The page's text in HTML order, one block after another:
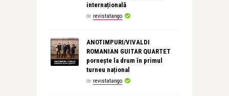
internațională
de revistatango
ANOTIMPURI/VIVALDI
ROMANIAN GUITAR QUARTET
pornește la drum în primul
turneu național
de revistatango